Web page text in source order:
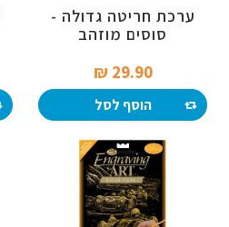
ערכת חריטה גדולה -
סוסים מוזהב
29.90 ₪‎
הוסף לסל